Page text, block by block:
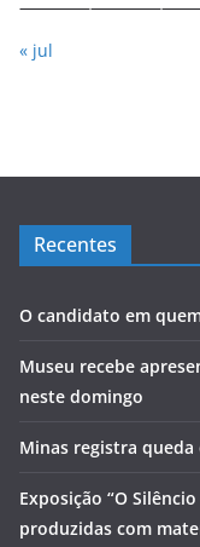
« jul
Recentes
O candidato em
Museu recebe
neste domingo
Minas registra
Exposição “O
produzidas com